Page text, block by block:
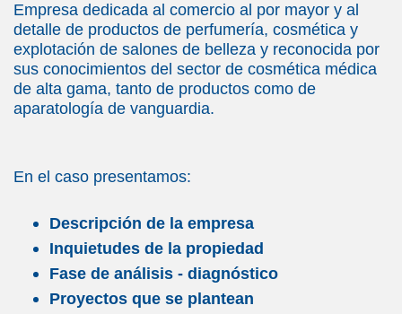
Empresa dedicada al comercio al por mayor y al
detalle de productos de perfumería, cosmética y
explotación de salones de belleza y reconocida por
sus conocimientos del sector de cosmética médica
de alta gama, tanto de productos como de
aparatología de vanguardia.
En el caso presentamos:
Descripción de la empresa
Inquietudes de la propiedad
Fase de análisis - diagnóstico
Proyectos que se plantean